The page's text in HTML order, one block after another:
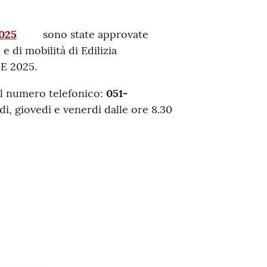
sono state approvate
e di mobilità di Edilizia
2025.
numero telefonico: 051-
giovedì e venerdì dalle ore 8.30